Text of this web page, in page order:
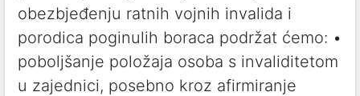
obezbjeđenju ratnih vojnih invalida i
porodica poginulih boraca podržat ćemo: •
poboljšanje položaja osoba s invaliditetom
u zajednici, posebno kroz afirmiranje